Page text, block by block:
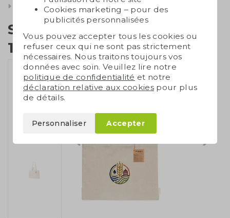
Sac en coton recyclé | 150 gr./m2
Sac en coton recyclé |
150 gr./m2
Cookies marketing – pour des
publicités personnalisées
Vous pouvez accepter tous les cookies ou
refuser ceux qui ne sont pas strictement
nécessaires. Nous traitons toujours vos
données avec soin. Veuillez lire notre
politique de confidentialité et notre
déclaration relative aux cookies pour plus
de détails.
Personnaliser Accepter